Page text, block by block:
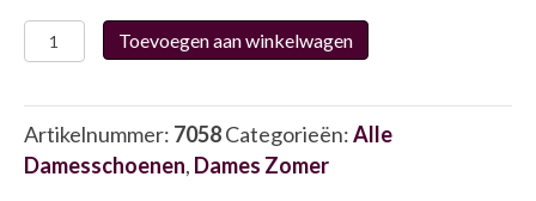
Caprice
28304-
7058
aantal
Toevoegen aan winkelwagen
Artikelnummer: 7058Categorieën:Alle
Damesschoenen, Dames Zomer